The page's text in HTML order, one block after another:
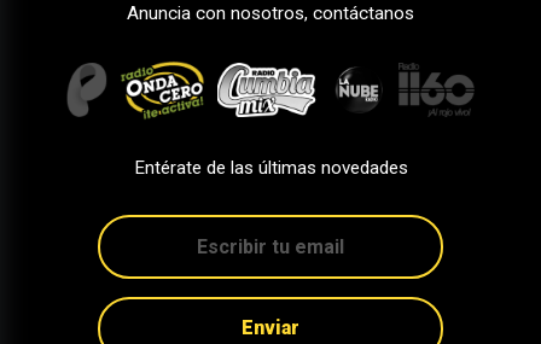
Anuncia con nosotros, contáctanos
Entérate de las últimas novedades
Enviar